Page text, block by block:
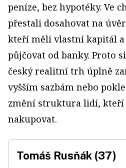
peníze, bez hypotéky. Ve
přestali dosahovat na
kteří měli vlastní kapitál
půjčovat od banky. Proto
český realitní trh úplně
vyšším sazbám nebo
změní struktura lidí, kteří
nakupovat.
Tomáš Rusňák (37)